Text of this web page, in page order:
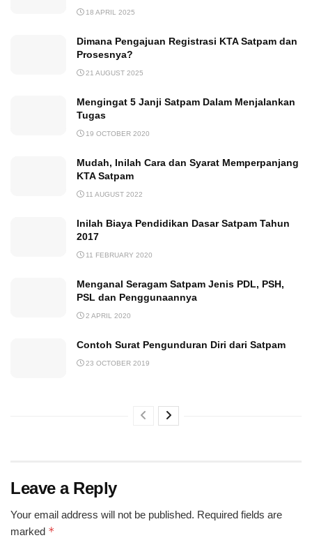
18 APRIL 2025
Dimana Pengajuan Registrasi KTA Satpam dan
Prosesnya?
21 AUGUST 2025
Mengingat 5 Janji Satpam Dalam Menjalankan
Tugas
19 OCTOBER 2020
Mudah, Inilah Cara dan Syarat Memperpanjang
KTA Satpam
11 AUGUST 2022
Inilah Biaya Pendidikan Dasar Satpam Tahun
2017
11 FEBRUARY 2020
Menganal Seragam Satpam Jenis PDL, PSH,
PSL dan Penggunaannya
2 APRIL 2020
Contoh Surat Pengunduran Diri dari Satpam
23 OCTOBER 2019
Leave a Reply
Your email address will not be published. Required fields are
marked *